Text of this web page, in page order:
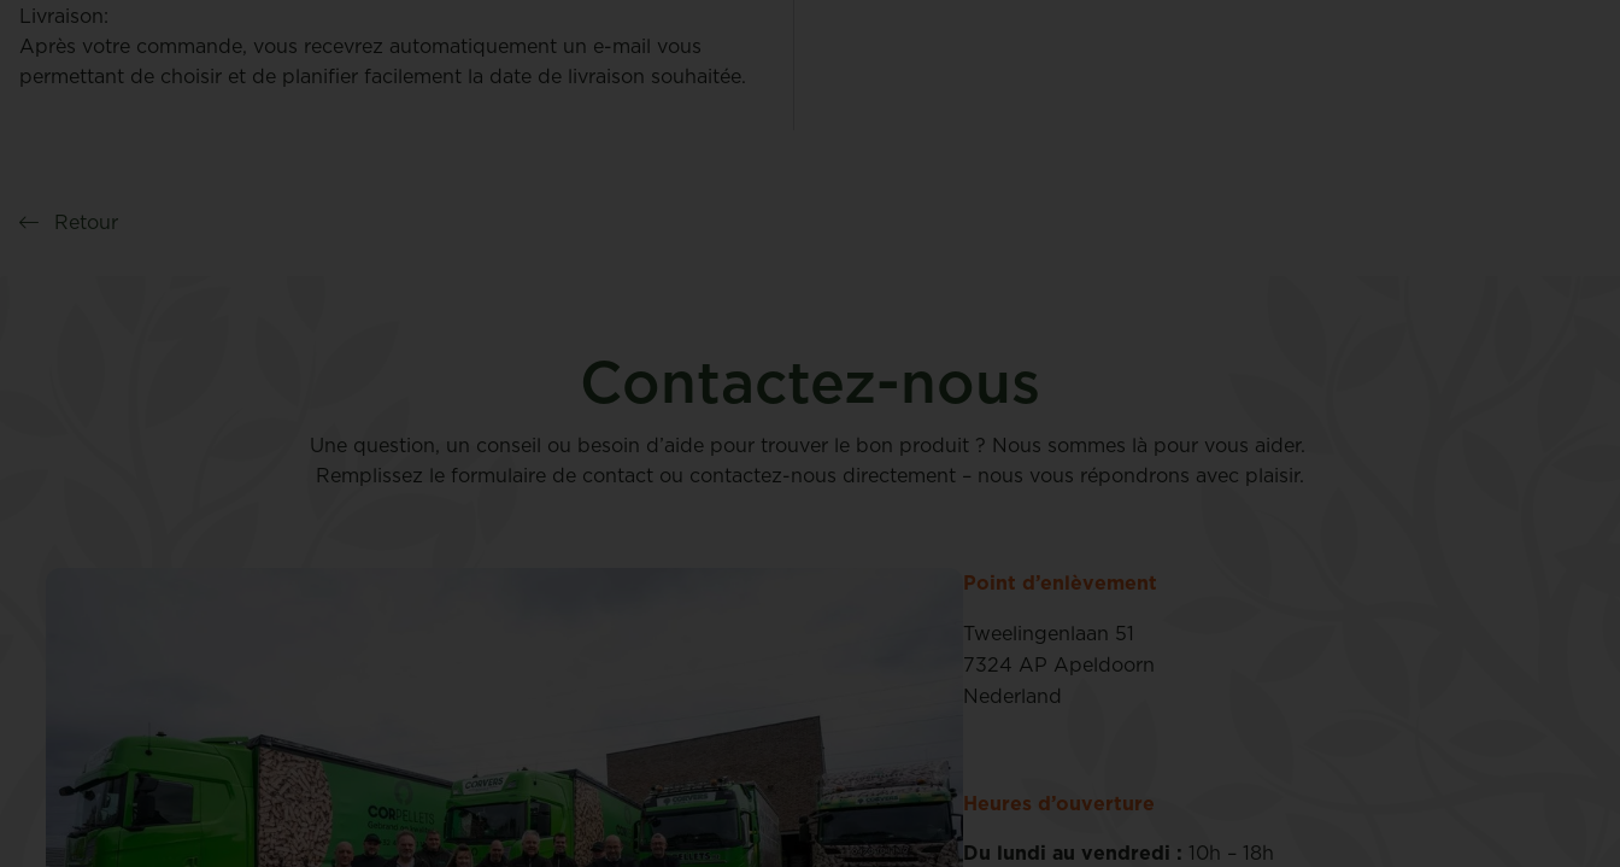
Livraison:
Après votre commande, vous recevrez automatiquement un e-mail vous
permettant de choisir et de planifier facilement la date de livraison souhaitée.
Retour
Contactez-nous
Une question, un conseil ou besoin d’aide pour trouver le bon produit ? Nous sommes là pour vous aider.
Remplissez le formulaire de contact ou contactez-nous directement – nous vous répondrons avec plaisir.
Point d’enlèvement
Tweelingenlaan 51
7324 AP Apeldoorn
Nederland
Heures d’ouverture
Du lundi au vendredi : 10h – 18h